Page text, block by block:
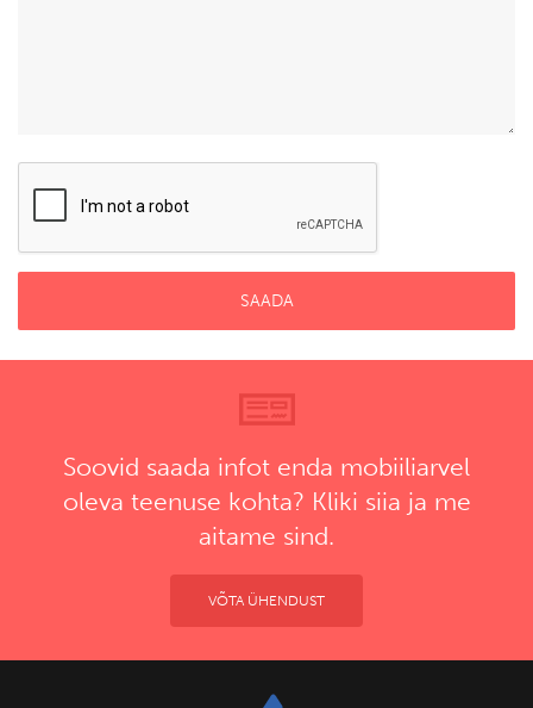
Soovid saada infot enda mobiiliarvel
oleva teenuse kohta? Kliki siia ja me
aitame sind.
VÕTA ÜHENDUST